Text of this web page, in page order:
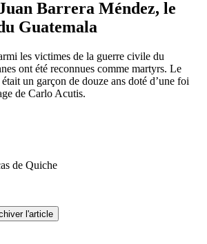
Barrera Méndez, le
Guatemala
les victimes de la guerre civile du
ont été reconnues comme martyrs. Le
un garçon de douze ans doté d’une foi
de Carlo Acutis.
de Quiche
l'article